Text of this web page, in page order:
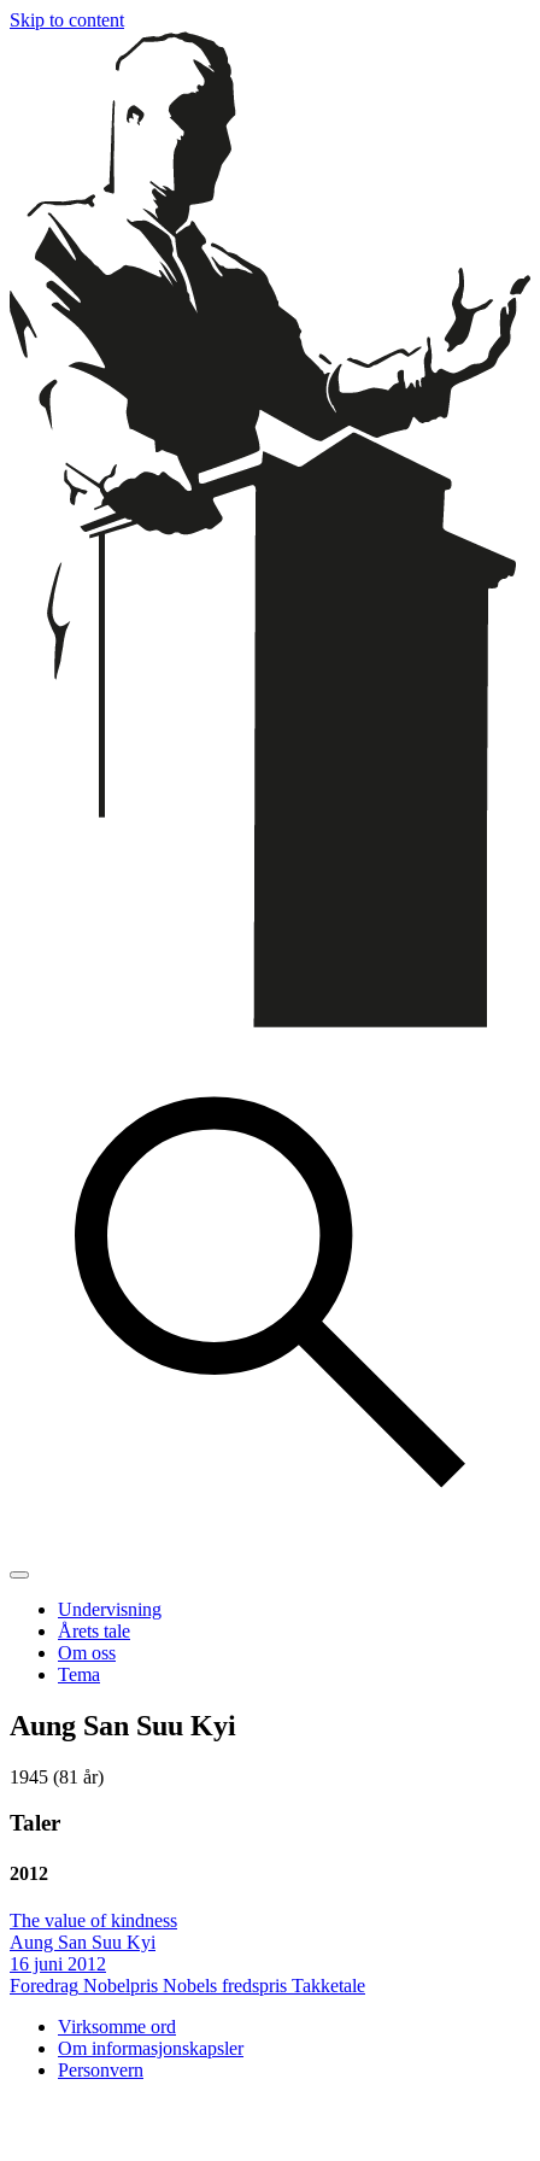
Skip to content
Undervisning
Årets tale
Om oss
Tema
Aung San Suu Kyi
1945 (81 år)
Taler
2012
The value of kindness
Aung San Suu Kyi
16 juni 2012
Foredrag Nobelpris Nobels fredspris Takketale
Virksomme ord
Om informasjonskapsler
Personvern